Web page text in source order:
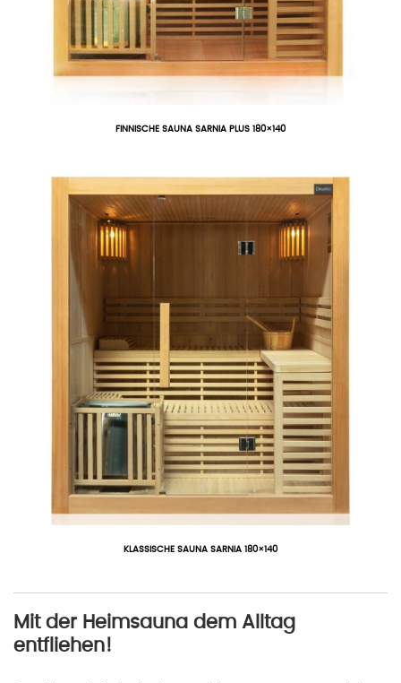
FINNISCHE SAUNA SARNIA PLUS 180×140
KLASSISCHE SAUNA SARNIA 180×140
Mit der Heimsauna dem Alltag
entfliehen!